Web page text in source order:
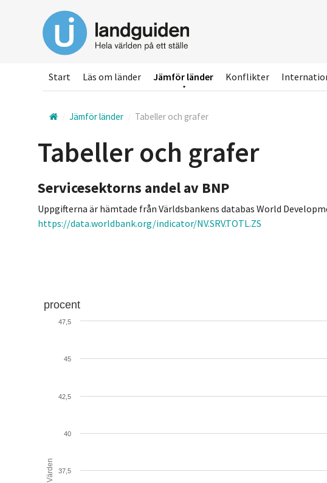
huvudinnehållet
Start Läs om länder Jämför länder Konflikter
Jämför länder Tabeller och grafer
Tabeller och grafer
Servicesektorns andel av BNP
Uppgifterna är hämtade från Världsbankens databas World
https://data.worldbank.org/indicator/NV.SRV.TOTL.ZS
Värden
procent
37,5
40
42,5
45
47,5